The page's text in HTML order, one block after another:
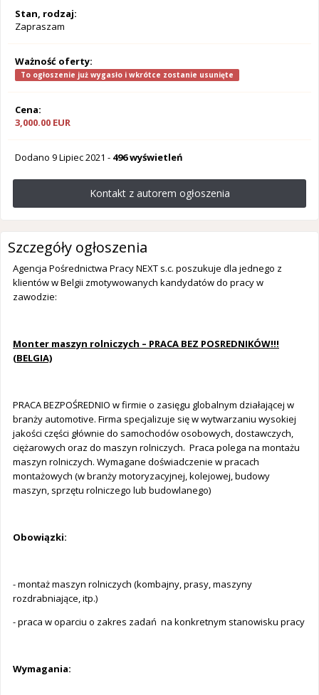
Stan, rodzaj:
Zapraszam
Ważność oferty:
To ogłoszenie już wygasło i wkrótce zostanie usunięte
Cena:
3,000.00 EUR
Dodano 9 Lipiec 2021 - 496 wyświetleń
Kontakt z autorem ogłoszenia
Szczegóły ogłoszenia
Agencja Pośrednictwa Pracy NEXT s.c. poszukuje dla jednego z
klientów w Belgii zmotywowanych kandydatów do pracy w
zawodzie:
Monter maszyn rolniczych – PRACA BEZ POSREDNIKÓW!!!
(BELGIA)
PRACA BEZPOŚREDNIO w firmie o zasięgu globalnym działającej w
branży automotive. Firma specjalizuje się w wytwarzaniu wysokiej
jakości części głównie do samochodów osobowych, dostawczych,
ciężarowych oraz do maszyn rolniczych. Praca polega na montażu
maszyn rolniczych. Wymagane doświadczenie w pracach
montażowych (w branży motoryzacyjnej, kolejowej, budowy
maszyn, sprzętu rolniczego lub budowlanego)
Obowiązki:
- montaż maszyn rolniczych (kombajny, prasy, maszyny
rozdrabniające, itp.)
- praca w oparciu o zakres zadań na konkretnym stanowisku pracy
Wymagania: